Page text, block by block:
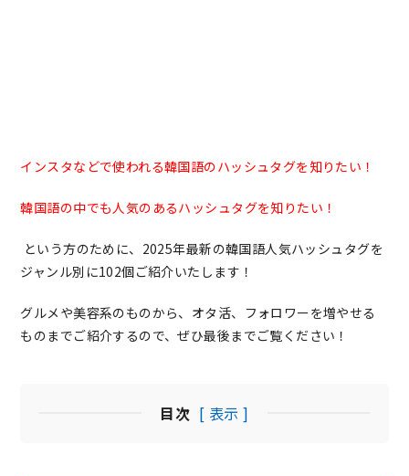
インスタなどで使われる韓国語のハッシュタグを知りたい！
韓国語の中でも人気のあるハッシュタグを知りたい！
という方のために、2025年最新の韓国語人気ハッシュタグを
ジャンル別に102個ご紹介いたします！
グルメや美容系のものから、オタ活、フォロワーを増やせる
ものまでご紹介するので、ぜひ最後までご覧ください！
目次 [ 表示 ]